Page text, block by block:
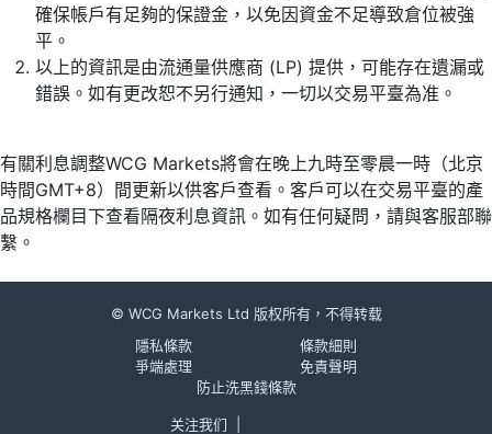
確保帳戶有足夠的保證金，以免因資金不足導致倉位被強
平。
以上的資訊是由流通量供應商 (LP) 提供，可能存在遺漏或
錯誤。如有更改恕不另行通知，一切以交易平臺為准。
有關利息調整WCG Markets將會在晚上九時至零晨一時（北京
時間GMT+8）間更新以供客戶查看。客戶可以在交易平臺的產
品規格欄目下查看隔夜利息資訊。如有任何疑問，請與客服部聯
繫。
© WCG Markets Ltd 版权所有，不得转载
隱私條款
條款細則
爭端處理
免責聲明
防止洗黑錢條款
关注我们